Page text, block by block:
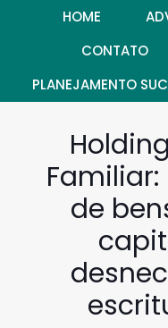
HOME
CONTATO
PLANEJAMENTO
de